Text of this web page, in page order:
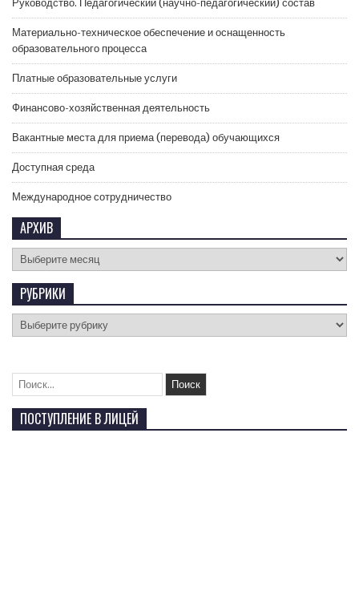
Руководство. Педагогический (научно-педагогический) состав
Материально-техническое обеспечение и оснащенность
образовательного процесса
Платные образовательные услуги
Финансово-хозяйственная деятельность
Вакантные места для приема (перевода) обучающихся
Доступная среда
Международное сотрудничество
АРХИВ
РУБРИКИ
ПОСТУПЛЕНИЕ В ЛИЦЕЙ